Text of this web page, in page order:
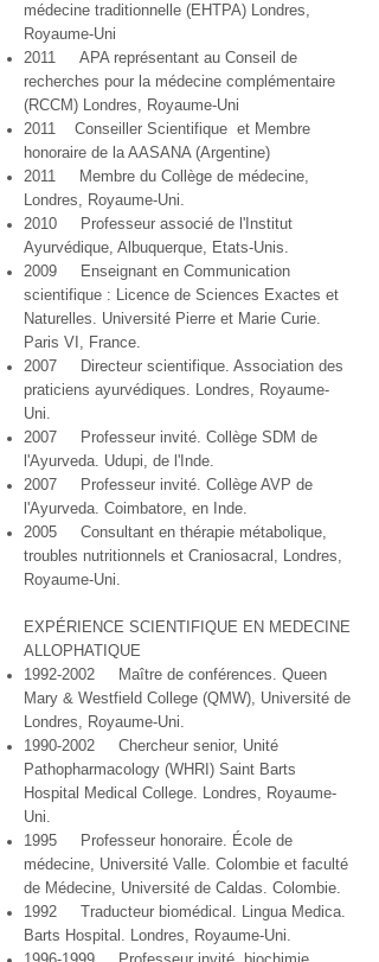
médecine traditionnelle (EHTPA) Londres,
Royaume-Uni
2011 APA représentant au Conseil de
recherches pour la médecine complémentaire
(RCCM) Londres, Royaume-Uni
2011 Conseiller Scientifique et Membre
honoraire de la AASANA (Argentine)
2011 Membre du Collège de médecine,
Londres, Royaume-Uni.
2010 Professeur associé de l'Institut
Ayurvédique, Albuquerque, Etats-Unis.
2009 Enseignant en Communication
scientifique : Licence de Sciences Exactes et
Naturelles. Université Pierre et Marie Curie.
Paris VI, France.
2007 Directeur scientifique. Association des
praticiens ayurvédiques. Londres, Royaume-
Uni.
2007 Professeur invité. Collège SDM de
l'Ayurveda. Udupi, de l'Inde.
2007 Professeur invité. Collège AVP de
l'Ayurveda. Coimbatore, en Inde.
2005 Consultant en thérapie métabolique,
troubles nutritionnels et Craniosacral, Londres,
Royaume-Uni.
EXPÉRIENCE SCIENTIFIQUE EN MEDECINE
ALLOPHATIQUE
1992-2002 Maître de conférences. Queen
Mary & Westfield College (QMW), Université de
Londres, Royaume-Uni.
1990-2002 Chercheur senior, Unité
Pathopharmacology (WHRI) Saint Barts
Hospital Medical College. Londres, Royaume-
Uni.
1995 Professeur honoraire. École de
médecine, Université Valle. Colombie et faculté
de Médecine, Université de Caldas. Colombie.
1992 Traducteur biomédical. Lingua Medica.
Barts Hospital. Londres, Royaume-Uni.